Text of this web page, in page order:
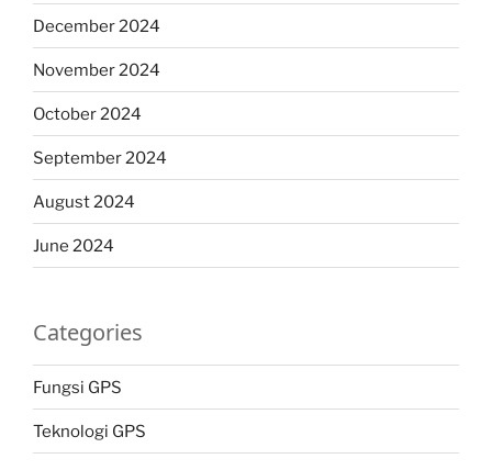
December 2024
November 2024
October 2024
September 2024
August 2024
June 2024
Categories
Fungsi GPS
Teknologi GPS